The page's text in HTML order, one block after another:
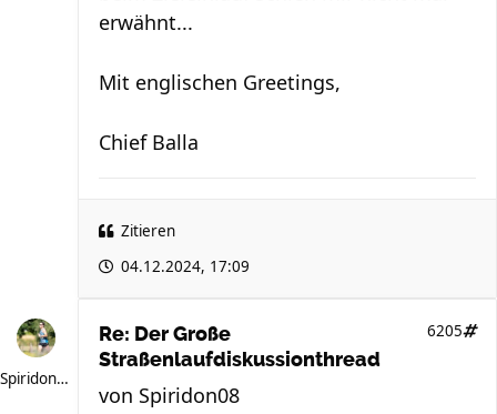
erwähnt...
Mit englischen Greetings,
Chief Balla
Zitieren
04.12.2024, 17:09
Spiridon08
Re: Der Große
Straßenlaufdiskussionthread
6205
von Spiridon08